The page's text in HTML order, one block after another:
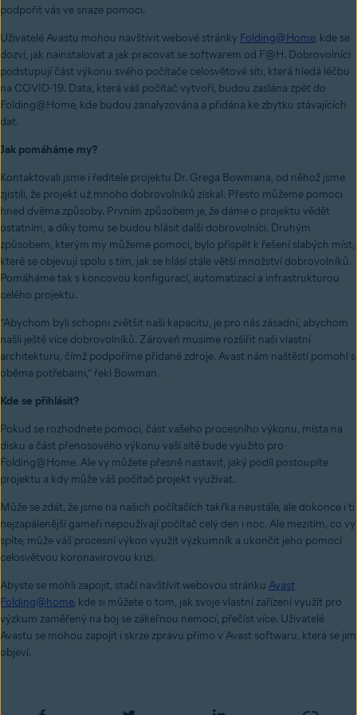
podpořit vás ve snaze pomoci.
Uživatelé Avastu mohou navštívit webové stránky Folding@Home, kde se
dozví, jak nainstalovat a jak pracovat se softwarem od F@H. Dobrovolníci
podstupují část výkonu svého počítače celosvětové síti, která hledá léčbu
na COVID-19. Data, která váš počítač vytvoří, budou zaslána zpět do
Folding@Home, kde budou zanalyzována a přidána ke zbytku stávajících
dat.
Jak pomáháme my?
Kontaktovali jsme i ředitele projektu Dr. Grega Bowmana, od něhož jsme
zjistili, že projekt už mnoho dobrovolníků získal. Přesto můžeme pomoci
hned dvěma způsoby. Prvním způsobem je, že dáme o projektu vědět
ostatním, a díky tomu se budou hlásit další dobrovolníci. Druhým
způsobem, kterým my můžeme pomoci, bylo přispět k řešení slabých míst,
které se objevují spolu s tím, jak se hlásí stále větší množství dobrovolníků.
Pomáháme tak s koncovou konfigurací, automatizací a infrastrukturou
celého projektu.
“Abychom byli schopni zvětšit naši kapacitu, je pro nás zásadní, abychom
našli ještě více dobrovolníků. Zároveň musíme rozšířit naši vlastní
architekturu, čímž podpoříme přidané zdroje. Avast nám naštěstí pomohl s
oběma potřebami,” řekl Bowman.
Kde se přihlásit?
Pokud se rozhodnete pomoci, část vašeho procesního výkonu, místa na
disku a část přenosového výkonu vaší sítě bude využito pro
Folding@Home. Ale vy můžete přesně nastavit, jaký podíl postoupíte
projektu a kdy může váš počítač projekt využívat.
Může se zdát, že jsme na našich počítačích takřka neustále, ale dokonce i ti
nejzapálenější gameři nepoužívají počítač celý den i noc. Ale mezitím, co vy
spíte, může váš procesní výkon využít výzkumník a ukončit jeho pomocí
celosvětvou koronavirovou krizi.
Abyste se mohli zapojit, stačí navštívit webovou stránku Avast
Folding@home, kde si můžete o tom, jak svoje vlastní zařízení využít pro
výzkum zaměřený na boj se zákeřnou nemocí, přečíst více. Uživatelé
Avastu se mohou zapojit i skrze zprávu přímo v Avast softwaru, která se jim
objeví.